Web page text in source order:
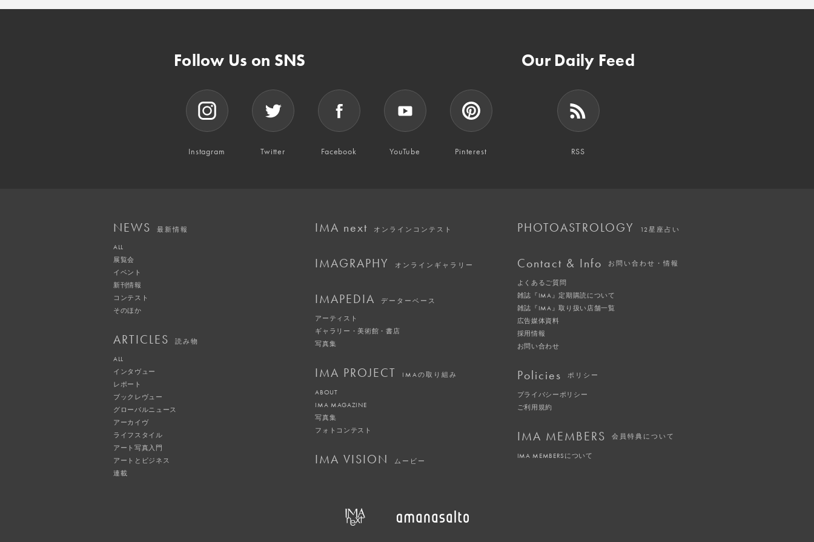
Follow Us on SNS
Instagram Twitter Facebook YouTube Pinterest
Our Daily Feed
RSS
NEWS 最新情報
ALL
展覧会
イベント
新刊情報
コンテスト
そのほか
ARTICLES 読み物
ALL
インタヴュー
レポート
ブックレヴュー
グローバルニュース
アーカイヴ
ライフスタイル
アート写真入門
アートとビジネス
連載
IMA next オンラインコンテスト
IMAGRAPHY オンラインギャラリー
IMAPEDIA データーベース
アーティスト
ギャラリー・美術館・書店
写真集
IMA PROJECT IMAの取り組み
ABOUT
IMA MAGAZINE
写真集
フォトコンテスト
IMA VISION ムービー
PHOTOASTROLOGY 12星座占い
Contact & Info お問い合わせ・情報
よくあるご質問
雑誌『IMA』定期購読について
雑誌『IMA』取り扱い店舗一覧
広告媒体資料
採用情報
お問い合わせ
Policies ポリシー
プライバシーポリシー
ご利用規約
IMA MEMBERS 会員特典について
IMA MEMBERSについて